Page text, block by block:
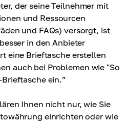
der seine Teilnehmer mit
und Ressourcen
und FAQs) versorgt, ist
in den Anbieter
eine Brieftasche erstellen
auch bei Problemen wie "So
ein.”
Ihnen nicht nur, wie Sie
einrichten oder wie